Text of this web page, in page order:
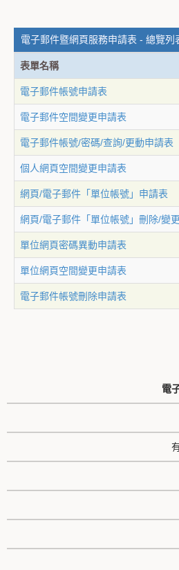
電子郵件暨網頁服務申請表 - 總覽列
表單名稱
電子郵件帳號申請表
電子郵件空間變更申請表
電子郵件帳號/密碼/查詢/更動申請表
個人網頁空間變更申請表
網頁/電子郵件「單位帳號」申請表
網頁/電子郵件「單位帳號」刪除/變
單位網頁密碼異動申請表
單位網頁空間變更申請表
電子郵件帳號刪除申請表
電